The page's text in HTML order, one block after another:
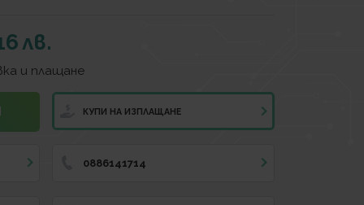
лв.
и плащане
КУПИ НА ИЗПЛАЩАНЕ
0886141714